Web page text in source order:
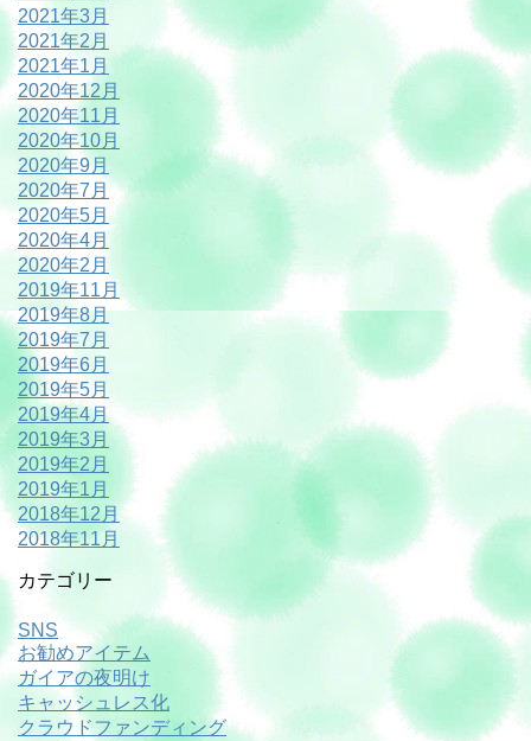
2021年3月
2021年2月
2021年1月
2020年12月
2020年11月
2020年10月
2020年9月
2020年7月
2020年5月
2020年4月
2020年2月
2019年11月
2019年8月
2019年7月
2019年6月
2019年5月
2019年4月
2019年3月
2019年2月
2019年1月
2018年12月
2018年11月
カテゴリー
SNS
お勧めアイテム
ガイアの夜明け
キャッシュレス化
クラウドファンディング